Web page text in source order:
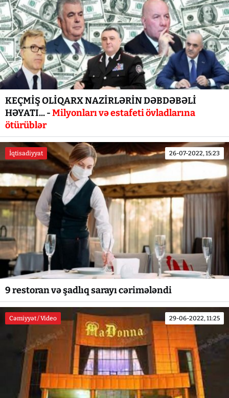
KEÇMİŞ OLİQARX NAZİRLƏRİN DƏBDƏBƏLİ
HƏYATI... -Milyonları və estafeti övladlarına
ötürüblər
İqtisadiyyat 26-07-2022, 15:23
9 restoran və şadlıq sarayı cərimələndi
Cəmiyyət / Video 29-06-2022, 11:25